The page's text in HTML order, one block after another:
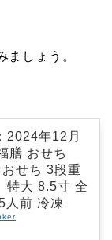
ましょう。
2024年12月
膳 おせち
せち 3段重
特大 8.5寸 全
人前 冷凍